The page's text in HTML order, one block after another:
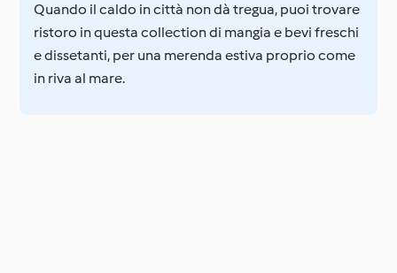
Quando il caldo in città non dà tregua, puoi trovare
ristoro in questa collection di mangia e bevi freschi
e dissetanti, per una merenda estiva proprio come
in riva al mare.